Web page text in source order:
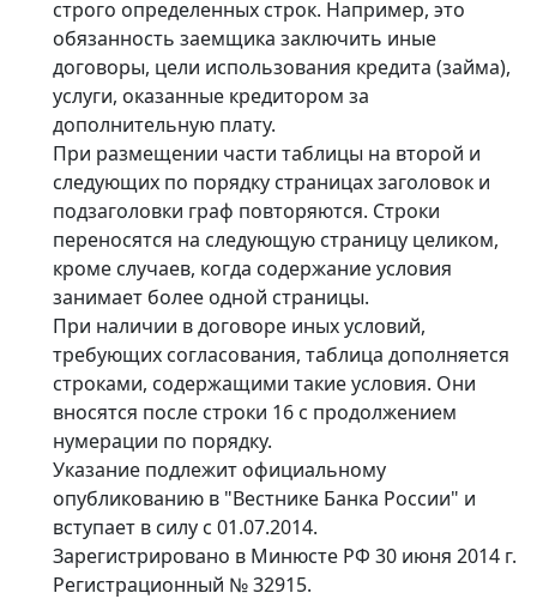
строго определенных строк. Например, это
обязанность заемщика заключить иные
договоры, цели использования кредита (займа),
услуги, оказанные кредитором за
дополнительную плату.
При размещении части таблицы на второй и
следующих по порядку страницах заголовок и
подзаголовки граф повторяются. Строки
переносятся на следующую страницу целиком,
кроме случаев, когда содержание условия
занимает более одной страницы.
При наличии в договоре иных условий,
требующих согласования, таблица дополняется
строками, содержащими такие условия. Они
вносятся после строки 16 с продолжением
нумерации по порядку.
Указание подлежит официальному
опубликованию в "Вестнике Банка России" и
вступает в силу с 01.07.2014.
Зарегистрировано в Минюсте РФ 30 июня 2014 г.
Регистрационный № 32915.